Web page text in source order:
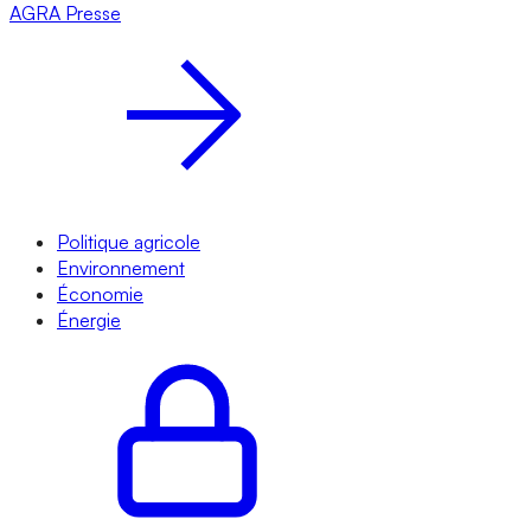
AGRA Presse
Politique agricole
Environnement
Économie
Énergie